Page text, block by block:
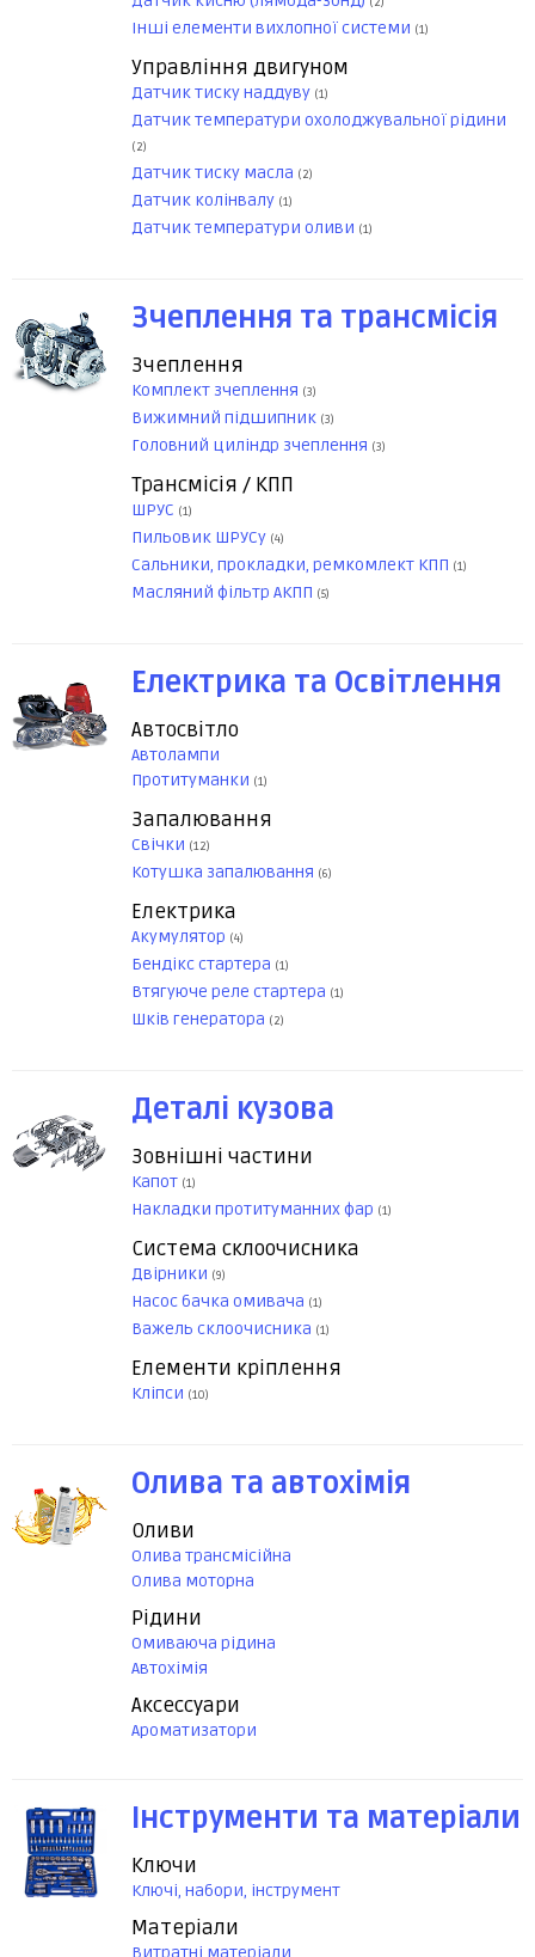
Інші елементи вихлопної системи (1)
Управління двигуном
Датчик тиску наддуву (1)
Датчик температури охолоджувальної рідини
(2)
Датчик тиску масла (2)
Датчик колінвалу (1)
Датчик температури оливи (1)
Зчеплення та трансмісія
Зчеплення
Комплект зчеплення (3)
Вижимний підшипник (3)
Головний циліндр зчеплення (3)
Трансмісія / КПП
ШРУС (1)
Пильовик ШРУСу (4)
Сальники, прокладки, ремкомлект КПП (1)
Масляний фільтр АКПП (5)
Електрика та Освітлення
Автосвітло
Автолампи
Протитуманки (1)
Запалювання
Свічки (12)
Котушка запалювання (6)
Електрика
Акумулятор (4)
Бендікс стартера (1)
Втягуюче реле стартера (1)
Шків генератора (2)
Деталі кузова
Зовнішні частини
Капот (1)
Накладки протитуманних фар (1)
Система склоочисника
Двірники (9)
Насос бачка омивача (1)
Важель склоочисника (1)
Елементи кріплення
Кліпси (10)
Олива та автохімія
Оливи
Олива трансмісійна
Олива моторна
Рідини
Омиваюча рідина
Автохімія
Аксессуари
Ароматизатори
Інструменти та матеріали
Ключи
Ключі, набори, інструмент
Матеріали
Витратні матеріали